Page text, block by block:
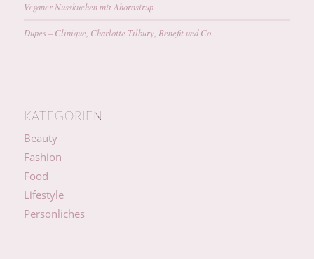
Veganer Nusskuchen mit Ahornsirup
Dupes – Clinique, Charlotte Tilbury, Benefit und Co.
KATEGORIEN
Beauty
Fashion
Food
Lifestyle
Persönliches